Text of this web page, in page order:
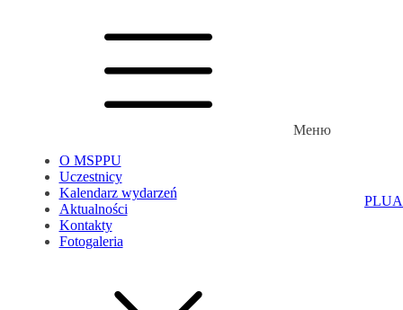
Меню
O MSPPU
Uczestnicy
Kalendarz wydarzeń
Aktualności
Kontakty
Fotogaleria
PLUA